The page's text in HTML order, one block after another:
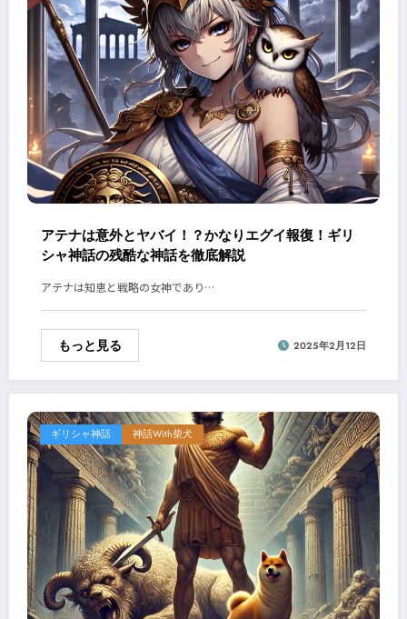
アテナは意外とヤバイ！？かなりエグイ報復！ギリ
シャ神話の残酷な神話を徹底解説
アテナは知恵と戦略の女神であり…
もっと見る 2025年2月12日
ギリシャ神話 神話With柴犬